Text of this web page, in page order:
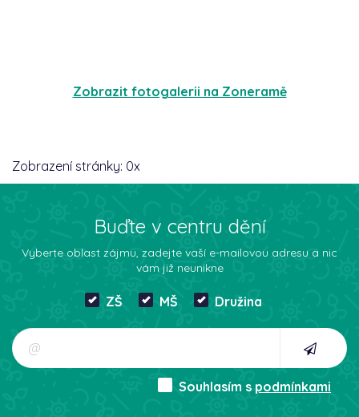
Zobrazit fotogalerii na Zoneramě
Zobrazení stránky: 0x
Buďte v centru dění
Vyberte oblast zájmu, zadejte vaší e-mailovou adresu a nic
vám již neunikne
ZŠ MŠ Družina
Souhlasím s podmínkami